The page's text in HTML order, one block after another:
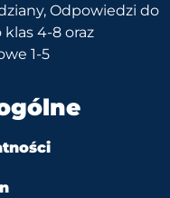
Odpowiedzi do
4-8 oraz
1-5